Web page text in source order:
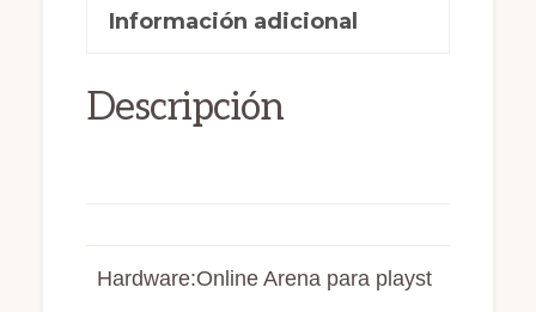
b
o
k
d
n
ar
r
Información adicional
Descripción
Hardware:Online Arena para playst